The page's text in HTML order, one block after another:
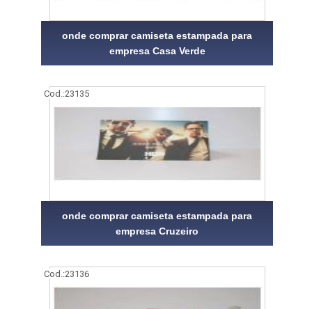
onde comprar camiseta estampada para
empresa Casa Verde
Cod.:23135
onde comprar camiseta estampada para
empresa Cruzeiro
Cod.:23136